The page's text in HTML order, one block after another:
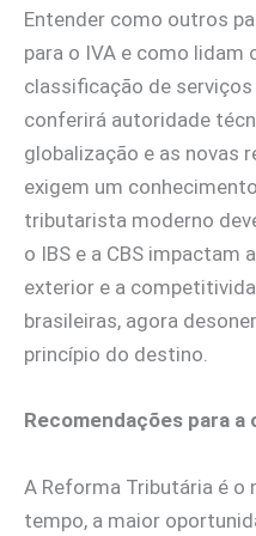
Entender como outros
para o IVA e como lidam
classificação de
conferirá autoridade
globalização e as novas
exigem um
tributarista moderno
o IBS e a CBS impactam
exterior e a
brasileiras, agora
princípio do destino.
Recomendações para a
A Reforma Tributária é o
tempo, a maior